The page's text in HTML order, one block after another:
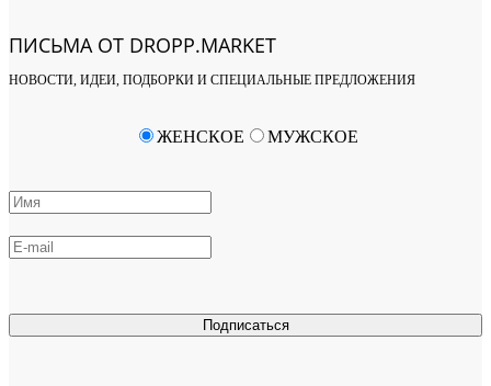
ПИСЬМА ОТ DROPP.MARKET
НОВОСТИ, ИДЕИ, ПОДБОРКИ И СПЕЦИАЛЬНЫЕ ПРЕДЛОЖЕНИЯ
Подписаться
ЖЕНСКОЕ МУЖСКОЕ